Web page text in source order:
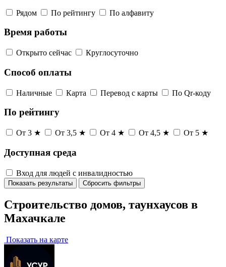
Рядом По рейтингу По алфавиту
Время работы
Открыто сейчас Круглосуточно
Способ оплаты
Наличные Карта Перевод с карты По Qr-коду
По рейтингу
От 3 ★ От 3,5 ★ От 4 ★ От 4,5 ★ От 5 ★
Доступная среда
Вход для людей с инвалидностью
Показать результаты Сбросить фильтры
Строительство домов, таунхаусов в
Махачкале
Показать на карте